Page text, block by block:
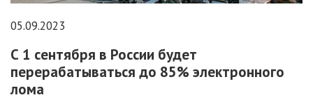
05.09.2023
С 1 сентября в России будет
перерабатываться до 85% электронного
лома